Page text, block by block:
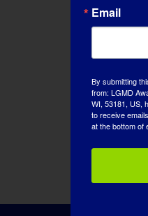
Email
By submitting
from: LGMD
WI, 53181, US,
to receive
at the bottom of